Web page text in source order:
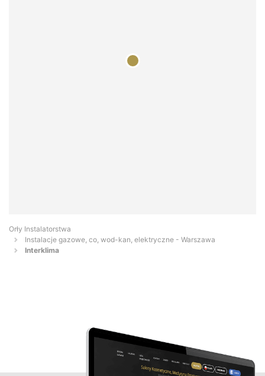
Orły Instalatorstwa
Instalacje gazowe, co, wod-kan, elektryczne - Warszawa
Interklima